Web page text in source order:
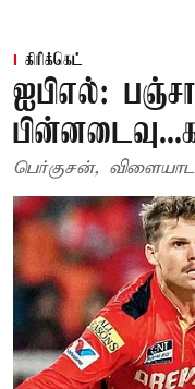
கிரிக்கெட்
ஐபிஎல்:
பெர்குசன்,